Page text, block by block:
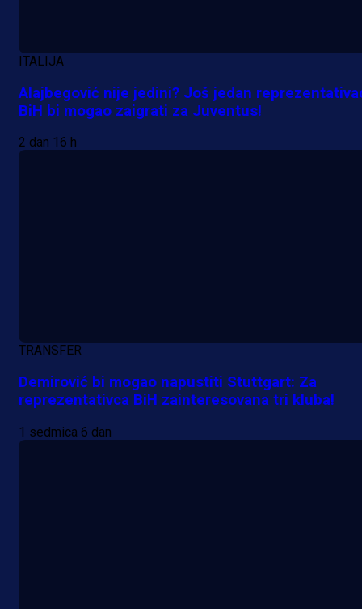
ITALIJA
Alajbegović nije jedini? Još jedan
BiH bi mogao zaigrati za Juventus!
2 dan 16 h
TRANSFER
Demirović bi mogao napustiti Stuttgart: Za
reprezentativca BiH zainteresovana tri kluba!
1 sedmica 6 dan